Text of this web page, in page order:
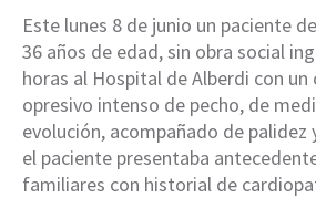
Este lunes 8 de junio un paciente
36 años de edad, sin obra social
horas al Hospital de Alberdi con
opresivo intenso de pecho, de
evolución, acompañado de palidez
el paciente presentaba
familiares con historial de